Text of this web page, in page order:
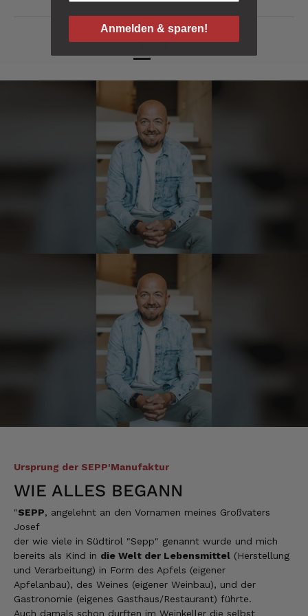
1 2
Ursprung der SEPP'Manufaktur
WIE ALLES BEGANN
"SEPP, angelehnt an den Vornamen meines Großvaters
Josef
der wie viele in Südtirol "Sepp" genannt wurde und mich
bereits als Kind in die Welt der Lebensmittel (Herstellung
und Verarbeitung) in Form des Apfels (eigener
Apfelanbau), des Weines (eigener Weinbau), und der
Gastronomie (eigenes Gasthaus/Restaurant) führte.
Auch damals schon durften im Weinkeller die selbst
Bisher alles lecker und gut.
Verifizierter Kunde
Hallo Ich konnte erst heute mein Paket
abholen , bin sehr überrascht kann Euch nur
weiter empfehlen Lg Roland Rihaczek
Thorsten
Verifizierter Kunde
Die Abläufe sind super einfach. Die Ware hat
eine sensationelle Qualität und die Lieferung
erfolgt schnell und zuverlässig. 👍
Hans-Jürgen
Verifizierter Kunde
alles super geschmeckt
Verifizierter Kunde
Heinrich
der Schinken war fest und kernig
ausgewogener Geschmack- ich habe schon
wieder nachbestellt.
5.8.2026
Anmelden & sparen!